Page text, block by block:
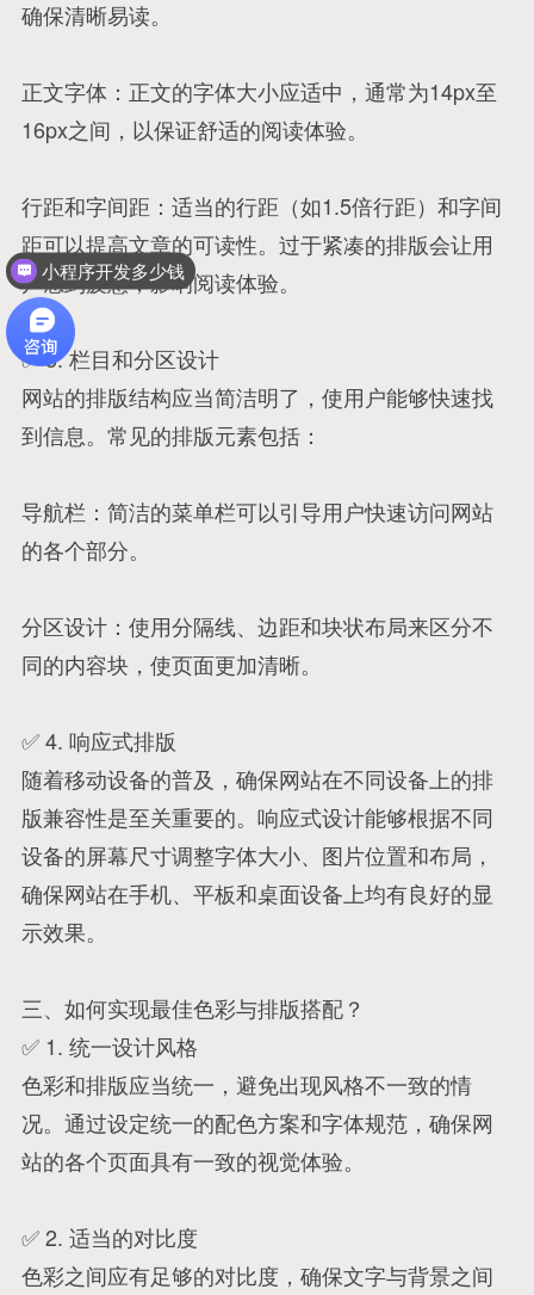
确保清晰易读。
正文字体：正文的字体大小应适中，通常为14px至
16px之间，以保证舒适的阅读体验。
行距和字间距：适当的行距（如1.5倍行距）和字间
距可以提高文章的可读性。过于紧凑的排版会让用
户感到疲惫，影响阅读体验。
✅ 3. 栏目和分区设计
网站的排版结构应当简洁明了，使用户能够快速找
到信息。常见的排版元素包括：
导航栏：简洁的菜单栏可以引导用户快速访问网站
的各个部分。
分区设计：使用分隔线、边距和块状布局来区分不
同的内容块，使页面更加清晰。
✅ 4. 响应式排版
随着移动设备的普及，确保网站在不同设备上的排
版兼容性是至关重要的。响应式设计能够根据不同
设备的屏幕尺寸调整字体大小、图片位置和布局，
确保网站在手机、平板和桌面设备上均有良好的显
示效果。
三、如何实现最佳色彩与排版搭配？
✅ 1. 统一设计风格
色彩和排版应当统一，避免出现风格不一致的情
况。通过设定统一的配色方案和字体规范，确保网
站的各个页面具有一致的视觉体验。
✅ 2. 适当的对比度
色彩之间应有足够的对比度，确保文字与背景之间
小程序开发多少钱